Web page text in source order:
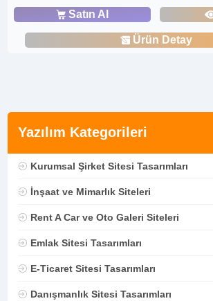
Yazılım Kategorileri
Kurumsal Şirket Sitesi Tasarımları
İnşaat ve Mimarlık Siteleri
Rent A Car ve Oto Galeri Siteleri
Emlak Sitesi Tasarımları
E-Ticaret Sitesi Tasarımları
Danışmanlık Sitesi Tasarımları
Satın Al
Ürün Detay